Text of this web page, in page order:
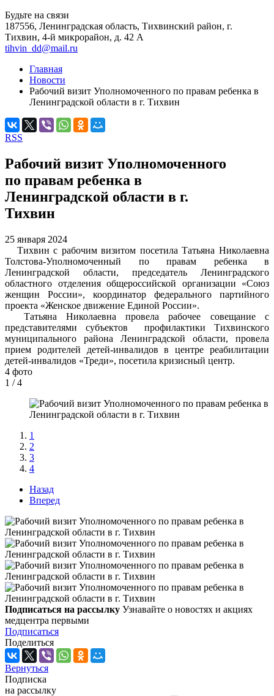
Будьте на связи
187556, Ленинградская область, Тихвинский район, г.
Тихвин, 4-й микрорайон, д. 42 А
tihvin_dd@mail.ru
Главная
Новости
Рабочий визит Уполномоченного по правам ребенка в
Ленинградской области в г. Тихвин
RSS
Рабочий визит Уполномоченного
по правам ребенка в
Ленинградской области в г.
Тихвин
25 января 2024
Тихвин с рабочим визитом посетила Татьяна Николаевна
Толстова-Уполномоченный по правам ребенка в
Ленинградской области, председатель Ленинградского
областного отделения общероссийской организации «Союз
женщин России», координатор федерального партийного
проекта «Женское движение Единой России».
Татьяна Николаевна провела рабочее совещание с
представителями субъектов профилактики Тихвинского
муниципального района Ленинградской области, провела
прием родителей детей-инвалидов в центре реабилитации
детей-инвалидов «Треди», посетила кризисный центр.
4 фото
1 / 4
1
2
3
4
Назад
Вперед
Подписаться на рассылку Узнавайте о новостях и акциях
медцентра первыми
Подписаться
Поделиться
Вернуться
Подписка
на рассылку